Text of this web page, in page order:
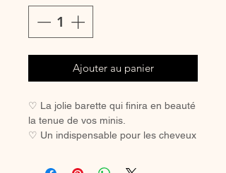
Ajouter au panier
♡ La jolie barette qui finira en beauté
la tenue de vos minis.
♡ Un indispensable pour les cheveux